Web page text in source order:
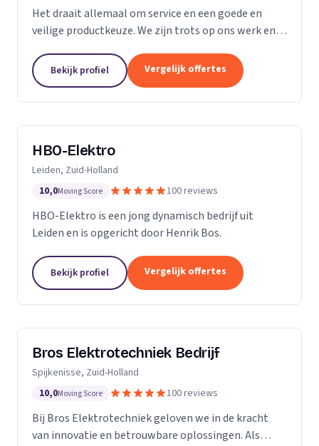
Het draait allemaal om service en een goede en
veilige productkeuze. We zijn trots op ons werk en
dan bij onszelf. We vinden ons werk belangrijk,...
Bekijk profiel Vergelijk offertes
HBO-Elektro
Leiden, Zuid-Holland
10,0Moving Score 100 reviews
HBO-Elektro is een jong dynamisch bedrijf uit
Leiden en is opgericht door Henrik Bos.
Bekijk profiel Vergelijk offertes
Bros Elektrotechniek Bedrijf
Spijkenisse, Zuid-Holland
10,0Moving Score 100 reviews
Bij Bros Elektrotechniek geloven we in de kracht
van innovatie en betrouwbare oplossingen. Als